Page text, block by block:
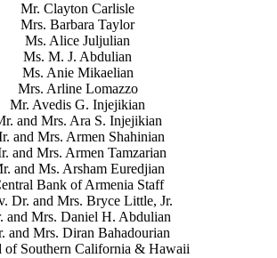
Mr. Clayton Carlisle
Mrs. Barbara Taylor
Ms. Alice Juljulian
Ms. M. J. Abdulian
Ms. Anie Mikaelian
Mrs. Arline Lomazzo
Mr. Avedis G. Injejikian
and Mrs. Ara S. Injejikian
and Mrs. Armen Shahinian
and Mrs. Armen Tamzarian
and Ms. Arsham Euredjian
Bank of Armenia Staff
Dr. and Mrs. Bryce Little, Jr.
and Mrs. Daniel H. Abdulian
and Mrs. Diran Bahadourian
of Southern California & Hawaii